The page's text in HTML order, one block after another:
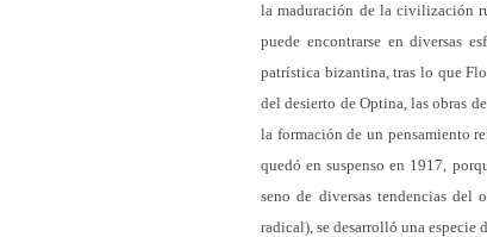
la maduración de la civilización
puede encontrarse en diversas
patrística bizantina, tras lo que
del desierto de Optina, las obras
la formación de un pensamiento
quedó en suspenso en 1917,
seno de diversas tendencias del
radical), se desarrolló una especie